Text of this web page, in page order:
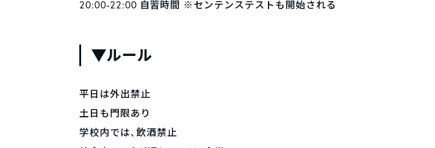
20:00-22:00 自習時間 ※センテンステストも開始される
▼ルール
平日は外出禁止
土日も門限あり
学校内では、飲酒禁止